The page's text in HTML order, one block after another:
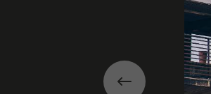
Précédent